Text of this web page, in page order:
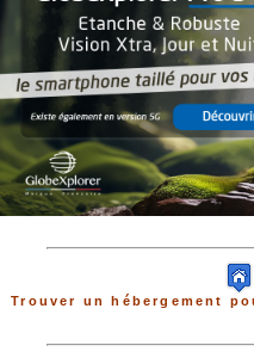
Trouver un hébergement